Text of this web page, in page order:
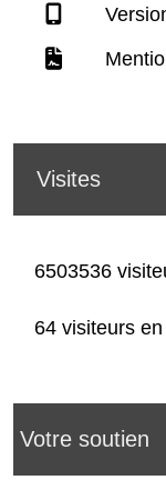
Visites
6503536
64 visiteurs
Votre soutien